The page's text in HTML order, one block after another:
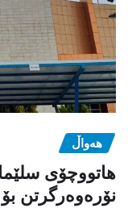
هەواڵ
هاتووچۆی
نۆرەوەرگرتن